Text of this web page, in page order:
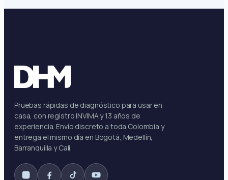
Pruebas rápidas de diagnóstico para usar en
casa, con registro INVIMA y 13 años de
experiencia. Envío discreto a toda Colombia y
entrega el mismo día en Bogotá, Medellín,
Barranquilla y Cali.